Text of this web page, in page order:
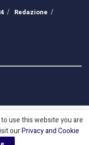
Redazione
use this website you are
ourPrivacy and Cookie